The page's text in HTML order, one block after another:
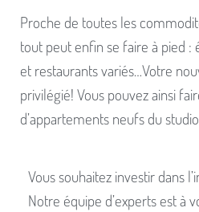
Proche de toutes les
tout peut enfin se faire à pied
et restaurants variés…Votre
privilégié! Vous pouvez ainsi
d’appartements neufs du
Vous souhaitez investir dans
Notre équipe d’experts est à